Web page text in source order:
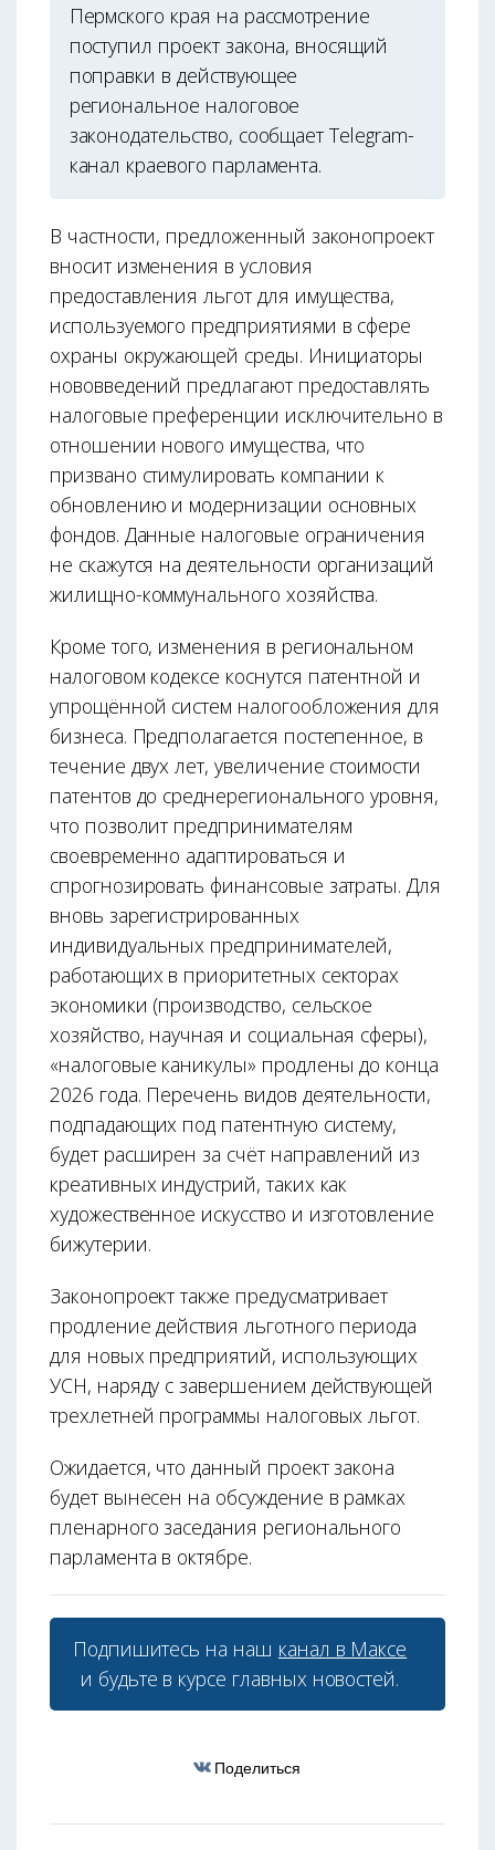
Пермского края на рассмотрение
поступил проект закона, вносящий
поправки в действующее
региональное налоговое
законодательство, сообщает Telegram-
канал краевого парламента.
В частности, предложенный законопроект
вносит изменения в условия
предоставления льгот для имущества,
используемого предприятиями в сфере
охраны окружающей среды. Инициаторы
нововведений предлагают предоставлять
налоговые преференции исключительно в
отношении нового имущества, что
призвано стимулировать компании к
обновлению и модернизации основных
фондов. Данные налоговые ограничения
не скажутся на деятельности организаций
жилищно-коммунального хозяйства.
Кроме того, изменения в региональном
налоговом кодексе коснутся патентной и
упрощённой систем налогообложения для
бизнеса. Предполагается постепенное, в
течение двух лет, увеличение стоимости
патентов до среднерегионального уровня,
что позволит предпринимателям
своевременно адаптироваться и
спрогнозировать финансовые затраты. Для
вновь зарегистрированных
индивидуальных предпринимателей,
работающих в приоритетных секторах
экономики (производство, сельское
хозяйство, научная и социальная сферы),
«налоговые каникулы» продлены до конца
2026 года. Перечень видов деятельности,
подпадающих под патентную систему,
будет расширен за счёт направлений из
креативных индустрий, таких как
художественное искусство и изготовление
бижутерии.
Законопроект также предусматривает
продление действия льготного периода
для новых предприятий, использующих
УСН, наряду с завершением действующей
трехлетней программы налоговых льгот.
Ожидается, что данный проект закона
будет вынесен на обсуждение в рамках
пленарного заседания регионального
парламента в октябре.
Подпишитесь на наш канал в Максе
и будьте в курсе главных новостей.
Поделиться